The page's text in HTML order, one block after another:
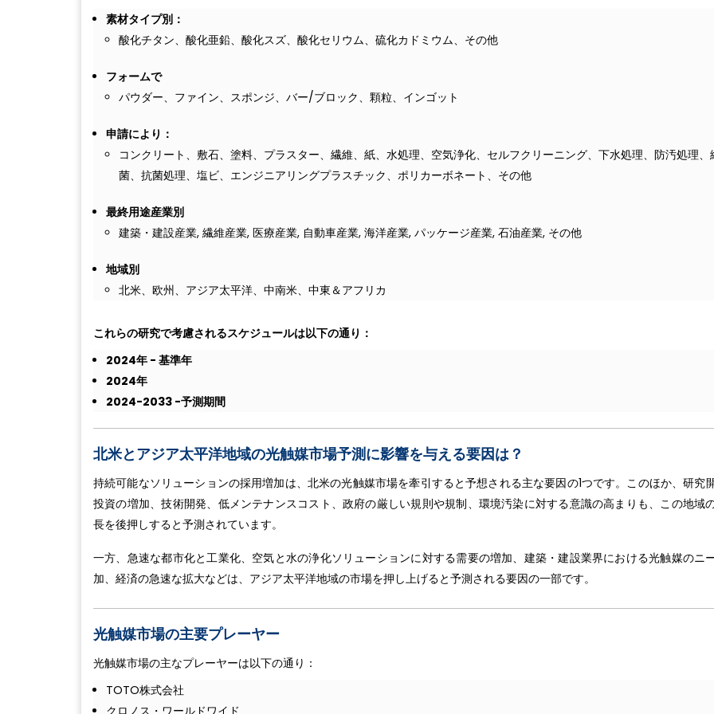
素材タイプ別：
酸化チタン、酸化亜鉛、酸化スズ、酸化セリウム、硫化カドミウム、その他
フォームで
パウダー、ファイン、スポンジ、バー/ブロック、顆粒、インゴット
申請により：
コンクリート、敷石、塗料、プラスター、繊維、紙、水処理、空気浄化、セルフクリーニング、下水処理、防汚処理、
菌、抗菌処理、塩ビ、エンジニアリングプラスチック、ポリカーボネート、その他
最終用途産業別
建築・建設産業, 繊維産業, 医療産業, 自動車産業, 海洋産業, パッケージ産業, 石油産業, その他
地域別
北米、欧州、アジア太平洋、中南米、中東＆アフリカ
これらの研究で考慮されるスケジュールは以下の通り：
2024年 - 基準年
2024年
2024-2033 -予測期間
北米とアジア太平洋地域の光触媒市場予測に影響を与える要因は ？
持続可能なソリューションの採用増加は、北米の光触媒市場を牽引すると予想される主な要因の1つです。このほか、研究
投資の増加、技術開発、低メンテナンスコスト、政府の厳しい規則や規制、環境汚染に対する意識の高まりも、この地域
長を後押しすると予測されています。
一方、急速な都市化と工業化、空気と水の浄化ソリューションに対する需要の増加、建築・建設業界における光触媒のニ
加、経済の急速な拡大などは、アジア太平洋地域の市場を押し上げると予測される要因の一部です。
光触媒市場の主要プレーヤー
光触媒市場の主なプレーヤーは以下の通り：
TOTO株式会社